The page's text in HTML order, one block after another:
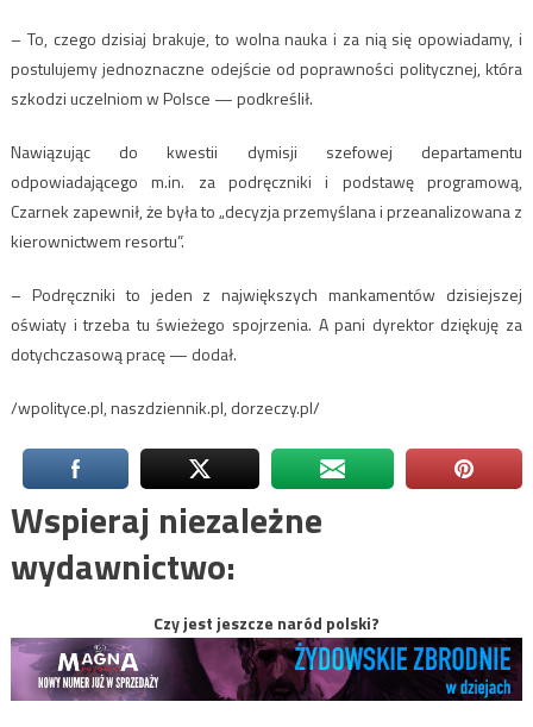
– To, czego dzisiaj brakuje, to wolna nauka i za nią się opowiadamy, i
postulujemy jednoznaczne odejście od poprawności politycznej, która
szkodzi uczelniom w Polsce — podkreślił.
Nawiązując do kwestii dymisji szefowej departamentu
odpowiadającego m.in. za podręczniki i podstawę programową,
Czarnek zapewnił, że była to „decyzja przemyślana i przeanalizowana z
kierownictwem resortu”.
– Podręczniki to jeden z największych mankamentów dzisiejszej
oświaty i trzeba tu świeżego spojrzenia. A pani dyrektor dziękuję za
dotychczasową pracę — dodał.
/wpolityce.pl, naszdziennik.pl, dorzeczy.pl/
Wspieraj niezależne
wydawnictwo:
Czy jest jeszcze naród polski?